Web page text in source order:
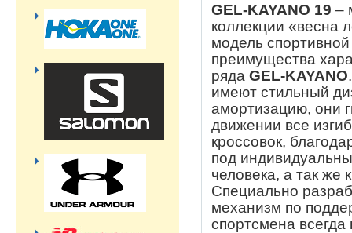
GEL-KAYANO 19 –
коллекции «весна
модель
преимущества
ряда GEL-KAYANO
имеют стильный
амортизацию, они
движении все
кроссовок,
под
человека, а так же
Специально
механизм по
спортсмена